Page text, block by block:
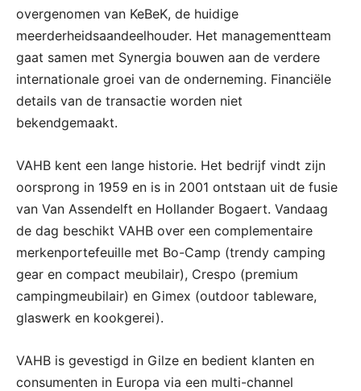
overgenomen van KeBeK, de huidige
meerderheidsaandeelhouder. Het managementteam
gaat samen met Synergia bouwen aan de verdere
internationale groei van de onderneming. Financiële
details van de transactie worden niet
bekendgemaakt.
VAHB kent een lange historie. Het bedrijf vindt zijn
oorsprong in 1959 en is in 2001 ontstaan uit de fusie
van Van Assendelft en Hollander Bogaert. Vandaag
de dag beschikt VAHB over een complementaire
merkenportefeuille met Bo-Camp (trendy camping
gear en compact meubilair), Crespo (premium
campingmeubilair) en Gimex (outdoor tableware,
glaswerk en kookgerei).
VAHB is gevestigd in Gilze en bedient klanten en
consumenten in Europa via een multi-channel